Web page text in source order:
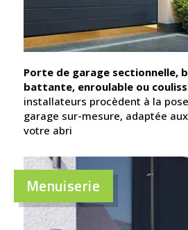
Porte de garage sectionnelle,
battante, enroulable ou
installateurs procèdent à la
garage sur-mesure, adaptée
votre abri
Menuiserie